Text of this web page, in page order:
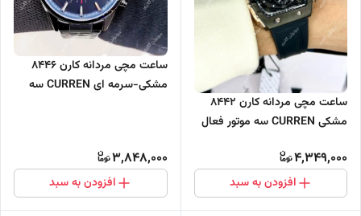
ساعت مچی مردانه کارن 8442
مشکی CURREN سه موتور فعال
4,349,000
افزودن به سبد
ساعت مچی مردانه کارن 8446
مشکی-سرمه ای CURREN سه
3,848,000
افزودن به سبد